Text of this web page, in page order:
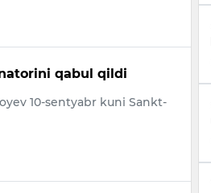
qabul qildi
10-sentyabr kuni Sankt-